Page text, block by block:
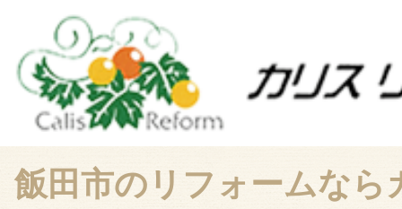
飯田市のリフォームな